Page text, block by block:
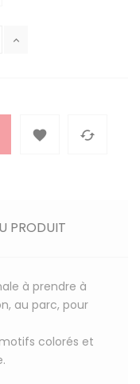
 
PRODUIT
à prendre à
au parc, pour
colorés et